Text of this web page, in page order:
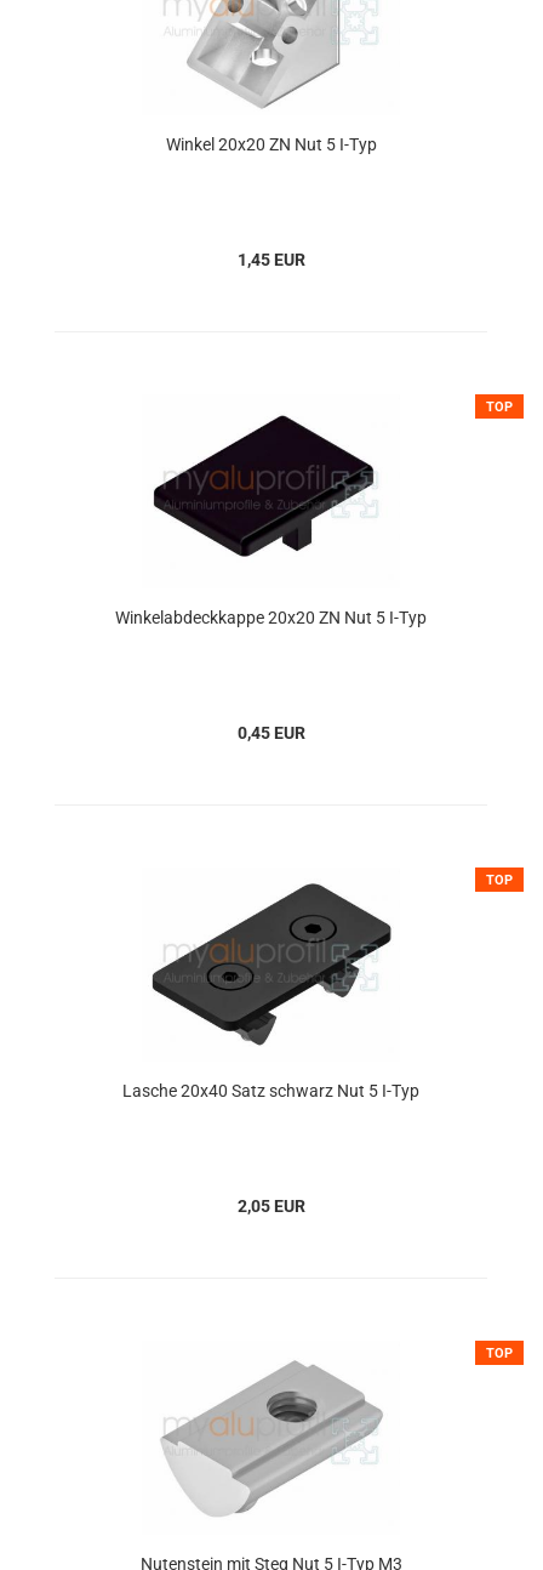
Winkel 20x20 ZN Nut 5 I-Typ
1,45 EUR
TOP
Winkelabdeckkappe 20x20 ZN Nut 5 I-Typ
0,45 EUR
TOP
Lasche 20x40 Satz schwarz Nut 5 I-Typ
2,05 EUR
TOP
Nutenstein mit Steg Nut 5 I-Typ M3